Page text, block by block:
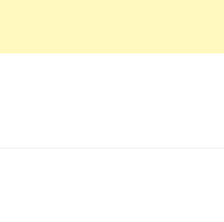
benefice organismului